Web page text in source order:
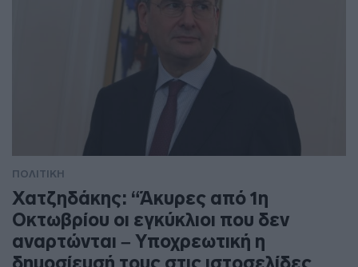
ΠΟΛΙΤΙΚΗ
Χατζηδάκης: “Άκυρες από 1η
Οκτωβρίου οι εγκύκλιοι που δεν
αναρτώνται – Υποχρεωτική η